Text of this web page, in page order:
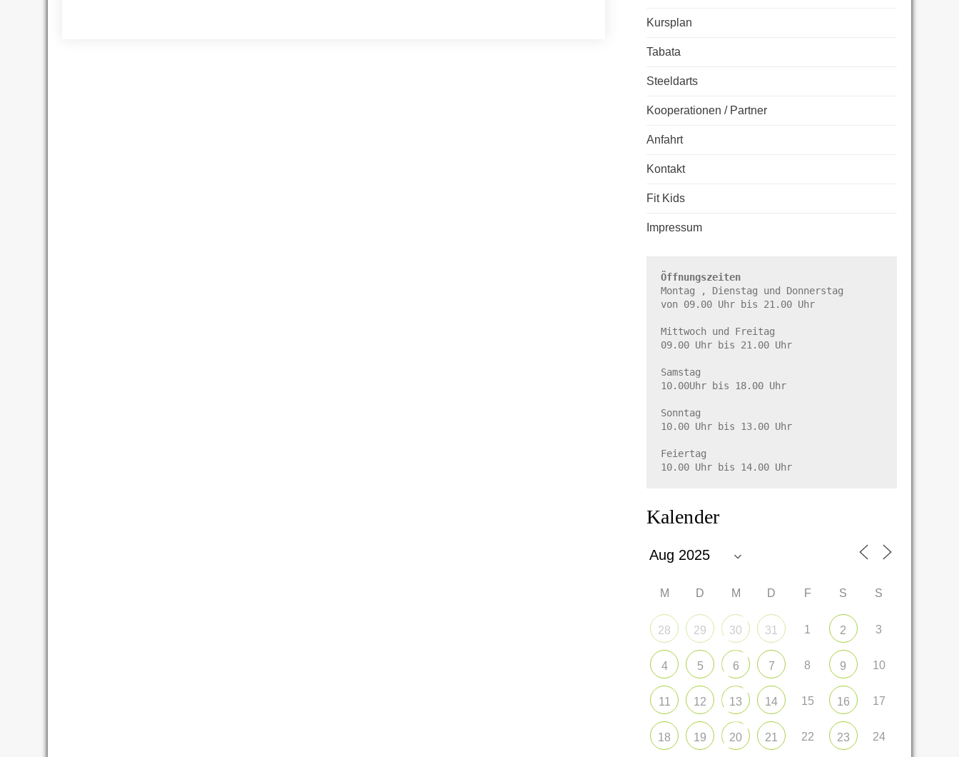
Kursplan
Tabata
Steeldarts
Kooperationen / Partner
Anfahrt
Kontakt
Fit Kids
Impressum
Öffnungszeiten
Montag , Dienstag und Donnerstag
von 09.00 Uhr bis 21.00 Uhr
Mittwoch und Freitag
09.00 Uhr bis 21.00 Uhr
Samstag
10.00Uhr bis 18.00 Uhr
Sonntag
10.00 Uhr bis 13.00 Uhr
Feiertag
10.00 Uhr bis 14.00 Uhr
Kalender
M D M D F S S
28 29 30 31 1 2 3
4 5 6 7 8 9 10
11 12 13 14 15 16 17
18 19 20 21 22 23 24